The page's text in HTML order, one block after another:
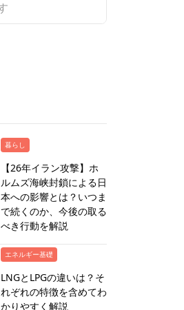
暮らし
【26年イラン攻撃】ホ
ルムズ海峡封鎖による日
本への影響とは？いつま
で続くのか、今後の取る
べき行動を解説
エネルギー基礎
LNGとLPGの違いは？そ
れぞれの特徴を含めてわ
かりやすく解説